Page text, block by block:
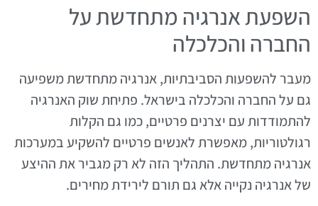
השפעת אנרגיה מתחדשת על
החברה והכלכלה
מעבר להשפעות הסביבתיות, אנרגיה מתחדשת משפיעה
גם על החברה והכלכלה בישראל. פתיחת שוק האנרגיה
להתמודדות עם יצרנים פרטיים, כמו גם הקלות
רגולטוריות, מאפשרת לאנשים פרטיים להשקיע במערכות
אנרגיה מתחדשת. התהליך הזה לא רק מגביר את ההיצע
של אנרגיה נקייה אלא גם תורם לירידת מחירים.